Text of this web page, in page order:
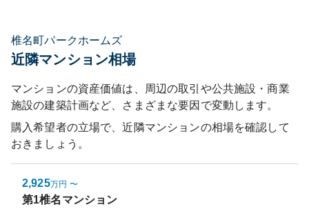
椎名町パークホームズ
近隣マンション相場
マンションの資産価値は、周辺の取引や公共施設・商業
施設の建築計画など、さまざまな要因で変動します。
購入希望者の立場で、近隣マンションの相場を確認して
おきましょう。
2,925万円 〜
第1椎名マンション